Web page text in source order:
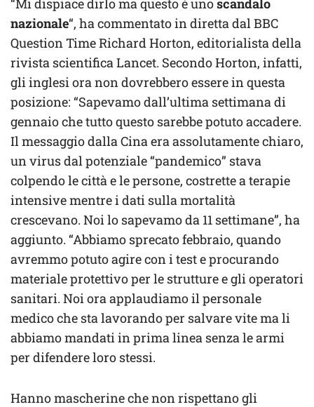
nazionale“, ha commentato in diretta dal BBC
Question Time Richard Horton, editorialista della
rivista scientifica Lancet. Secondo Horton, infatti,
gli inglesi ora non dovrebbero essere in questa
posizione: “Sapevamo dall’ultima settimana di
gennaio che tutto questo sarebbe potuto accadere.
Il messaggio dalla Cina era assolutamente chiaro,
un virus dal potenziale “pandemico” stava
colpendo le città e le persone, costrette a terapie
intensive mentre i dati sulla mortalità
crescevano. Noi lo sapevamo da 11 settimane”, ha
aggiunto. “Abbiamo sprecato febbraio, quando
avremmo potuto agire con i test e procurando
materiale protettivo per le strutture e gli operatori
sanitari. Noi ora applaudiamo il personale
medico che sta lavorando per salvare vite ma li
abbiamo mandati in prima linea senza le armi
per difendere loro stessi.
Hanno mascherine che non rispettano gli